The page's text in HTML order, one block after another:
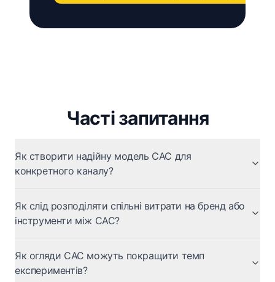
Часті запитання
Як створити надійну модель CAC для
конкретного каналу?
Як слід розподіляти спільні витрати на бренд або
інструменти між CAC?
Як огляди CAC можуть покращити темп
експериментів?